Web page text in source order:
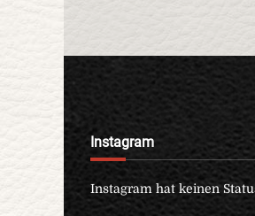
Instagram
Instagram hat keinen